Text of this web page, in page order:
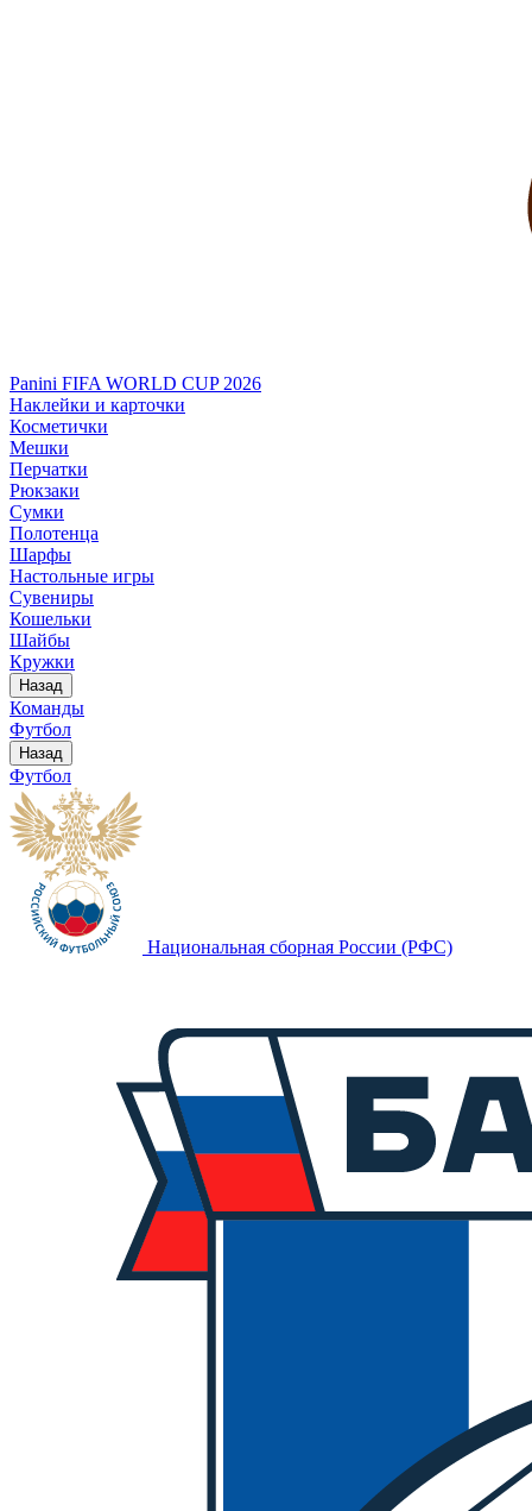
Panini FIFA WORLD CUP 2026
Наклейки и карточки
Косметички
Мешки
Перчатки
Рюкзаки
Сумки
Полотенца
Шарфы
Настольные игры
Сувениры
Кошельки
Шайбы
Кружки
Назад
Команды
Футбол
Назад
Футбол
Национальная сборная России (РФС)